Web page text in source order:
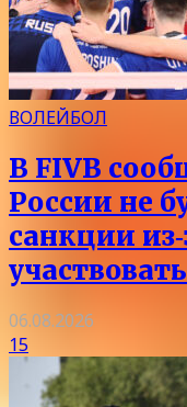
ВОЛЕЙБОЛ
В FIVB
России не
санкции
06.08.2026
15